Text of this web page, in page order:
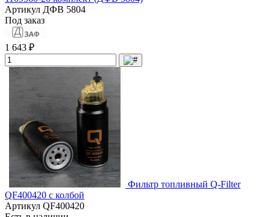
Артикул ДФВ 5804
Под заказ
1 643 ₽
Фильтр топливный Q-Filter
QF400420 с колбой
Артикул QF400420